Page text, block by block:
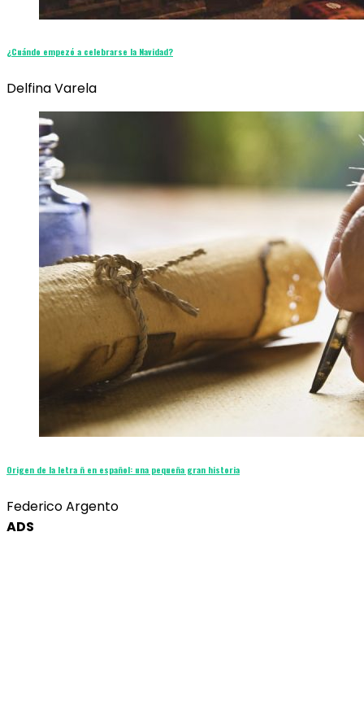
¿Cuándo empezó a celebrarse la Navidad?
Delfina Varela
Origen de la letra ñ en español: una pequeña gran historia
Federico Argento
ADS